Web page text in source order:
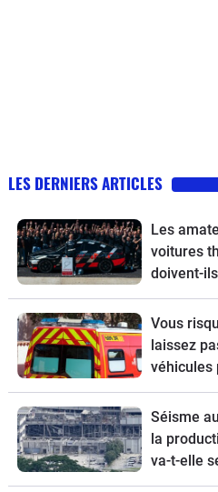
LES DERNIERS ARTICLES
Les
voitures
doivent-
nouvelle ?
Vous
laissez
véhicules
sont-ils ?
Séisme
la
va-t-elle
Europe ?